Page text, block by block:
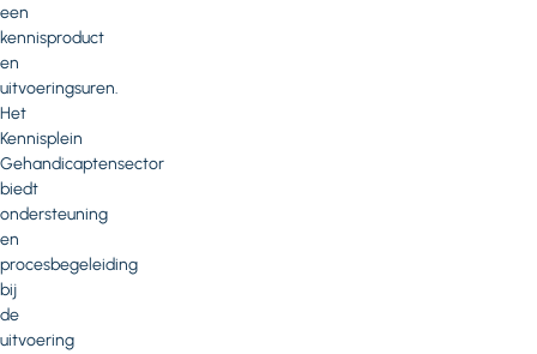
een
kennisproduct
en
uitvoeringsuren.
Het
Kennisplein
Gehandicaptensector
biedt
ondersteuning
en
procesbegeleiding
bij
de
uitvoering